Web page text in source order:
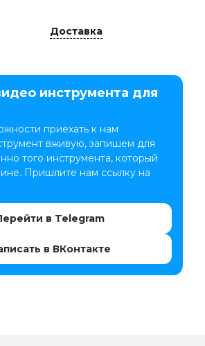
Доставка
инструмента для
приехать к нам
вживую, запишем для
того инструмента, который
Пришлите нам ссылку на
в Telegram
в ВКонтакте